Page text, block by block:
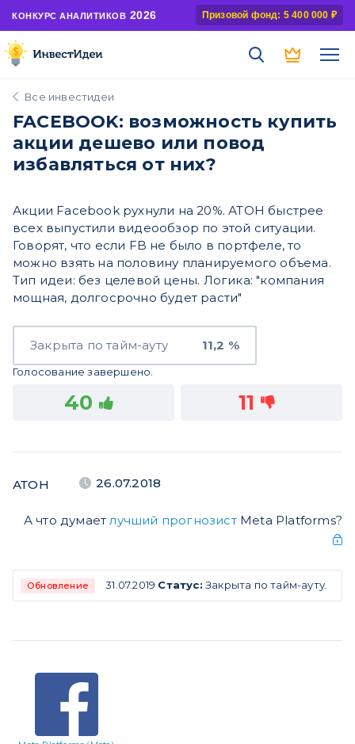
КОНКУРС АНАЛИТИКОВ 2026 Призовой фонд: 5 400 000 ₽
Все инвестидеи
FACEBOOK: возможность купить
акции дешево или повод
избавляться от них?
Акции Facebook рухнули на 20%. АТОН быстрее
всех выпустили видеообзор по этой ситуации.
Говорят, что если FB не было в портфеле, то
можно взять на половину планируемого объема.
Тип идеи: без целевой цены. Логика: "компания
мощная, долгосрочно будет расти"
Закрыта по тайм-ауту 11,2 %
Голосование завершено.
40 11
АТОН 26.07.2018
А что думаетлучший прогнозистMeta Platforms?
Обновление 31.07.2019 Статус: Закрыта по тайм-ауту.